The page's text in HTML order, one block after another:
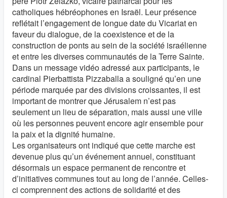
catholiques hébréophones en Israël. Leur présence
reflétait l’engagement de longue date du Vicariat en
faveur du dialogue, de la coexistence et de la
construction de ponts au sein de la société israélienne
et entre les diverses communautés de la Terre Sainte.
Dans un message vidéo adressé aux participants, le
cardinal Pierbattista Pizzaballa a souligné qu’en une
période marquée par des divisions croissantes, il est
important de montrer que Jérusalem n’est pas
seulement un lieu de séparation, mais aussi une ville
où les personnes peuvent encore agir ensemble pour
la paix et la dignité humaine.
Les organisateurs ont indiqué que cette marche est
devenue plus qu’un événement annuel, constituant
désormais un espace permanent de rencontre et
d’initiatives communes tout au long de l’année. Celles-
ci comprennent des actions de solidarité et des